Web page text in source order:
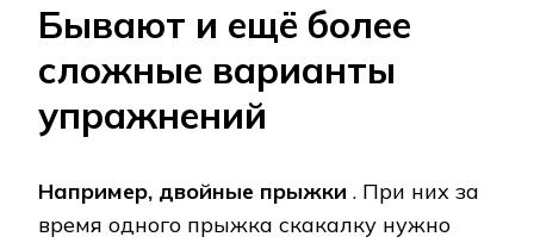
Бывают и ещё более
сложные варианты
упражнений
Например, двойные прыжки . При них за
время одного прыжка скакалку нужно